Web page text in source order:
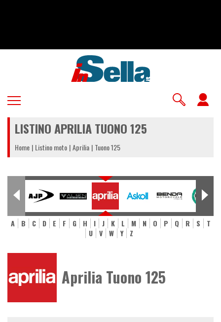
LISTINO APRILIA TUONO 125
Home Listino moto Aprilia Tuono 125
A B C D E F G H I J K L M N O P Q R S
T
U
V W Y Z
Aprilia Tuono 125